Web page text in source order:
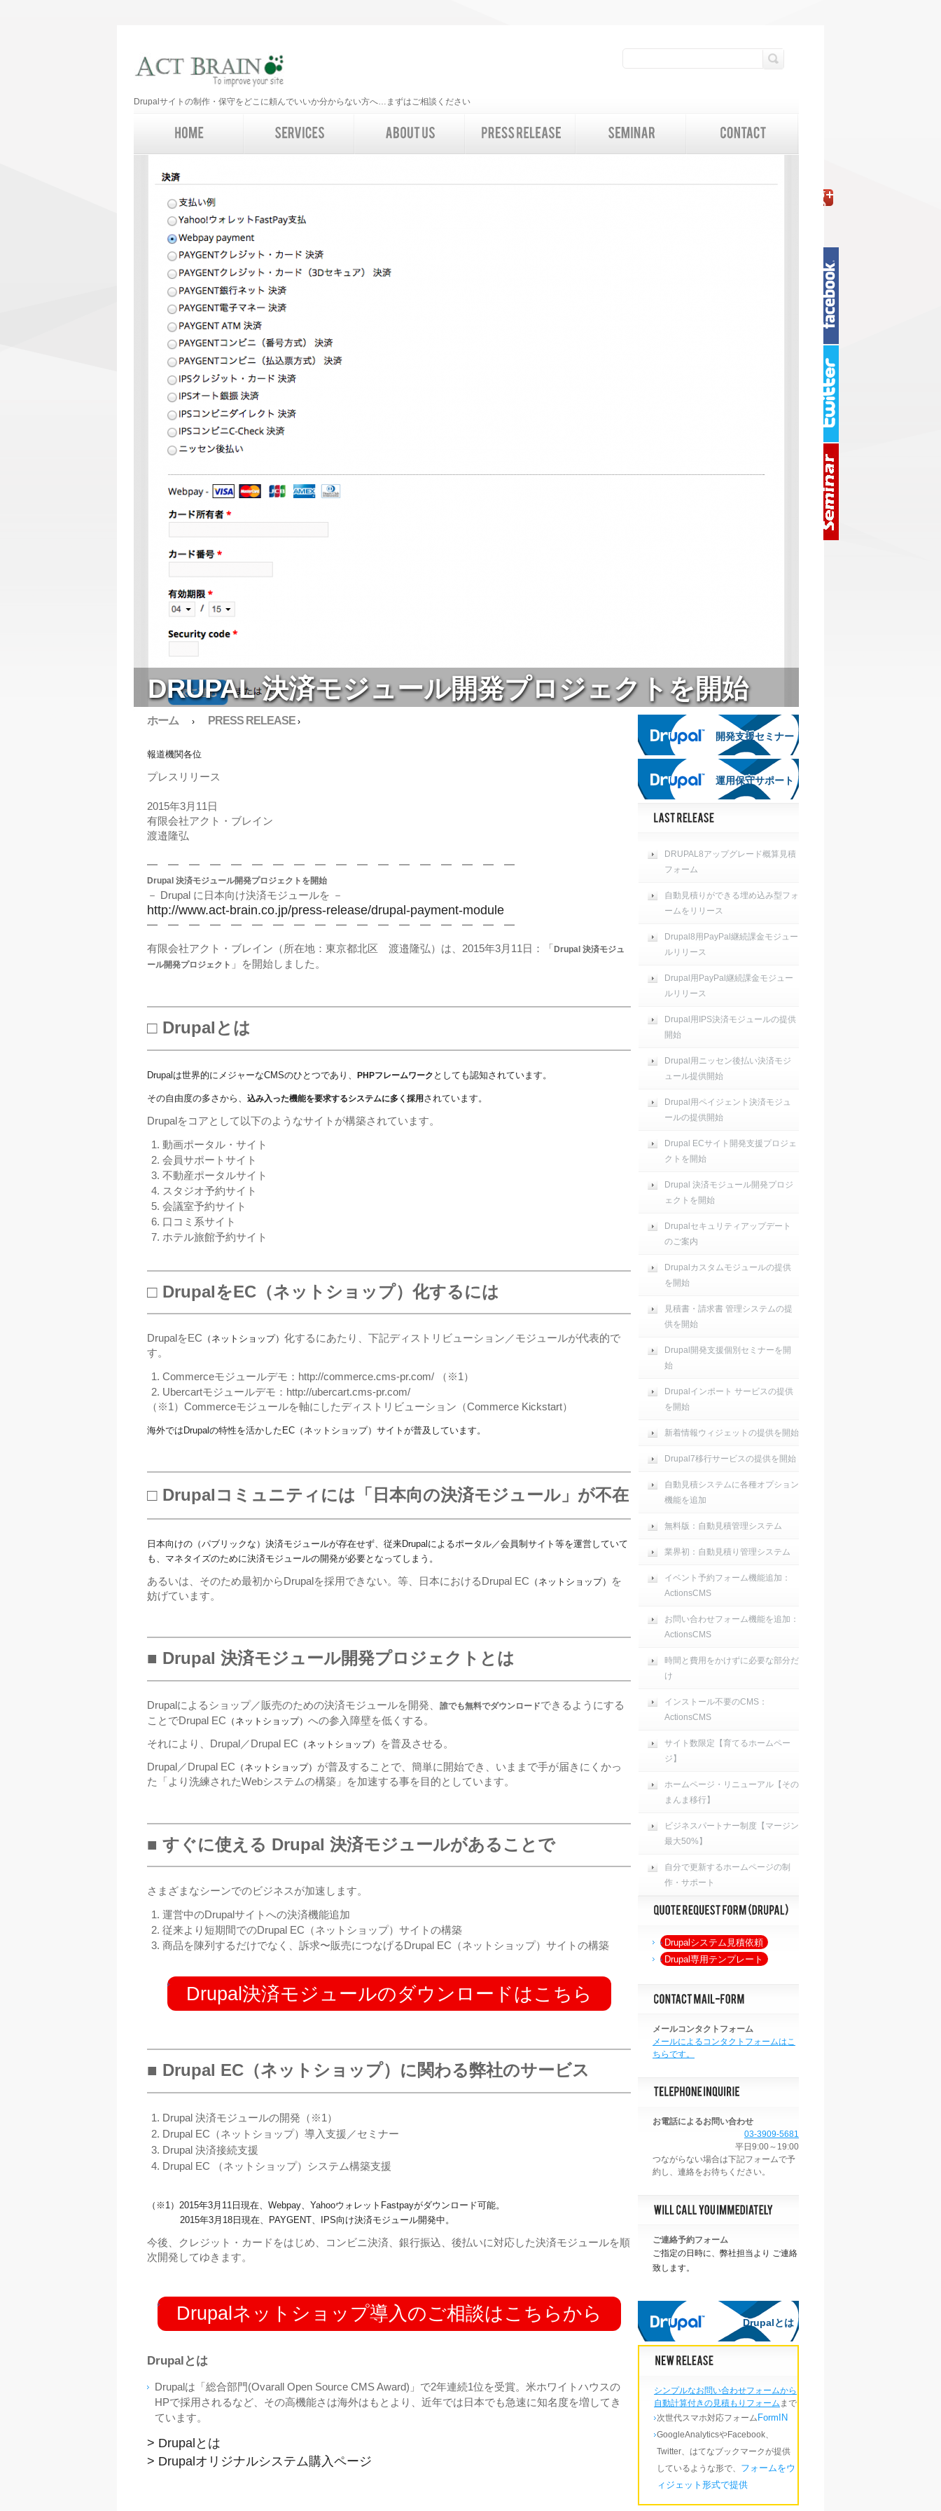
Drupalサイトの制作・保守をどこに頼んでいいか分からない方へ…まずはご相談ください
DRUPAL 決済モジュール開発プロジェクトを開始
開発支援セミナー
開発支援セミナー
運用保守サポート
運用保守サポート
DRUPAL8アップグレード概算見積
フォーム
自動見積りができる埋め込み型フォ
ームをリリース
Drupal8用PayPal継続課金モジュー
ルリリース
Drupal用PayPal継続課金モジュー
ルリリース
Drupal用IPS決済モジュールの提供
開始
Drupal用ニッセン後払い決済モジ
ュール提供開始
Drupal用ペイジェント決済モジュ
ールの提供開始
Drupal ECサイト開発支援プロジェ
クトを開始
Drupal 決済モジュール開発プロジ
ェクトを開始
Drupalセキュリティアップデート
のご案内
Drupalカスタムモジュールの提供
を開始
見積書・請求書 管理システムの提
供を開始
Drupal開発支援個別セミナーを開
始
Drupalインポート サービスの提供
を開始
新着情報ウィジェットの提供を開始
Drupal7移行サービスの提供を開始
自動見積システムに各種オプション
機能を追加
無料版：自動見積管理システム
業界初：自動見積り管理システム
イベント予約フォーム機能追加：
ActionsCMS
お問い合わせフォーム機能を追加：
ActionsCMS
時間と費用をかけずに必要な部分だ
け
インストール不要のCMS：
ActionsCMS
サイト数限定【育てるホームペー
ジ】
ホームページ・リニューアル【その
まんま移行】
ビジネスパートナー制度【マージン
最大50%】
自分で更新するホームページの制
作・サポート
Drupalシステム見積依頼
Drupal専用テンプレート
メールコンタクトフォーム
メールによるコンタクトフォームはこ
ちらです。
お電話によるお問い合わせ
03-3909-5681
平日9:00～19:00
ご連絡予約フォーム
ご指定の日時に、弊社担当より ご連絡
致します。
Drupalとは
Drupalとは
シンプルなお問い合わせフォームから
自動計算付きの見積もりフォーム まで
次世代スマホ対応フォーム FormIN
GoogleAnalyticsやFacebook、
Twitter、はてなブックマークが提供
しているような形で、 フォームをウ
ィジェット形式で提供
ホーム › PRESS RELEASE ›
報道機関各位
プレスリリース
2015年3月11日
有限会社アクト・ブレイン
渡邉隆弘
━ ━ ━ ━ ━ ━ ━ ━ ━ ━ ━ ━ ━ ━ ━ ━ ━ ━
Drupal 決済モジュール開発プロジェクトを開始
－ Drupal に日本向け決済モジュールを －
http://www.act-brain.co.jp/press-release/drupal-payment-module
━ ━ ━ ━ ━ ━ ━ ━ ━ ━ ━ ━ ━ ━ ━ ━ ━ ━
有限会社アクト・ブレイン（所在地：東京都北区 渡邉隆弘）は、2015年3月11日：「 Drupal 決済モジュ
ール開発プロジェクト 」を開始しました。
□ Drupalとは
Drupalは世界的にメジャーなCMSのひとつであり、 PHPフレームワーク としても認知されています。
その自由度の多さから、 込み入った機能を要求するシステムに多く採用されています。
Drupalをコアとして以下のようなサイトが構築されています。
動画ポータル・サイト
会員サポートサイト
不動産ポータルサイト
スタジオ予約サイト
会議室予約サイト
口コミ系サイト
ホテル旅館予約サイト
□ DrupalをEC （ネットショップ） 化するには
DrupalをEC （ネットショップ） 化するにあたり、下記ディストリビューション／モジュールが代表的で
す。
Commerceモジュールデモ：http://commerce.cms-pr.com/ （※1）
Ubercartモジュールデモ：http://ubercart.cms-pr.com/
（※1）Commerceモジュールを軸にしたディストリビューション（Commerce Kickstart）
海外ではDrupalの特性を活かしたEC （ネットショップ） サイトが普及しています。
□ Drupalコミュニティには「日本向の決済モジュール」が不在
日本向けの（パブリックな）決済モジュールが存在せず、従来Drupalによるポータル／会員制サイト等を運営していて
も、マネタイズのために決済モジュールの開発が必要となってしまう。
あるいは、そのため最初からDrupalを採用できない。等、日本におけるDrupal EC （ネットショップ）
を
妨げています。
■ Drupal 決済モジュール開発プロジェクトとは
Drupalによるショップ／販売のための決済モジュールを開発、 誰でも無料でダウンロードできるようにする
ことでDrupal EC （ネットショップ） への参入障壁を低くする。
それにより、Drupal／Drupal EC （ネットショップ） を普及させる。
Drupal／Drupal EC （ネットショップ） が普及することで、簡単に開始でき、いままで手が届きにくかっ
た「より洗練されたWebシステムの構築」を加速する事を目的としています。
■ すぐに使える Drupal 決済モジュールがあることで
さまざまなシーンでのビジネスが加速します。
運営中のDrupalサイトへの決済機能追加
従来より短期間でのDrupal EC （ネットショップ） サイトの構築
商品を陳列するだけでなく、訴求〜販売につなげるDrupal EC （ネットショップ） サイトの構築
Drupal決済モジュールのダウンロードはこちら
■ Drupal EC （ネットショップ） に関わる弊社のサービス
Drupal 決済モジュールの開発（※1）
Drupal EC （ネットショップ） 導入支援／セミナー
Drupal 決済接続支援
Drupal EC
（ネットショップ） システム構築支援
​（※1） 2015年3月11日現在、Webpay、YahooウォレットFastpayがダウンロード可能。
2015年3月18日現在、PAYGENT、IPS向け決済モジュール開発中。
今後、クレジット・カードをはじめ、コンビニ決済、銀行振込、後払いに対応した決済モジュールを順
次開発してゆきます。
Drupalネットショップ導入のご相談はこちらから
Drupalとは
Drupalは「総合部門(Ovarall Open Source CMS Award)」で2年連続1位を受賞。米ホワイトハウスの
HPで採用されるなど、その高機能さは海外はもとより、近年では日本でも急速に知名度を増してき
ています。
> Drupalとは
> Drupalオリジナルシステム購入ページ